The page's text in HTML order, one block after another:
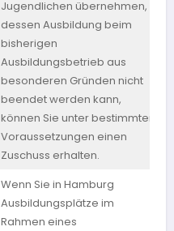
Jugendlichen übernehmen,
dessen Ausbildung beim
bisherigen
Ausbildungsbetrieb aus
besonderen Gründen nicht
beendet werden kann,
können Sie unter bestimmten
Voraussetzungen einen
Zuschuss erhalten.
Wenn Sie in Hamburg
Ausbildungsplätze im
Rahmen eines